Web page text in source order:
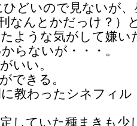
どいので見ないが
なんとかだっけ？）
ような気がして嫌い
らないが・・・。
いい。
できる。
教わったシネフィル
していた種まきも少